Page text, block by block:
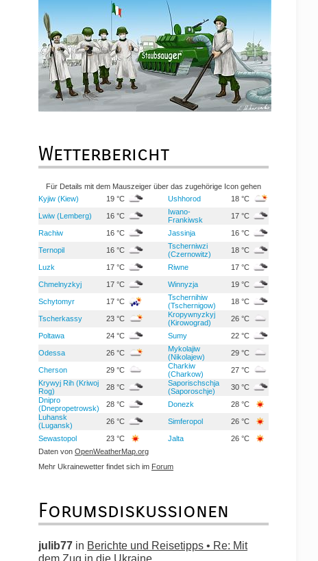
Wetterbericht
Für Details mit dem Mauszeiger über das zugehörige Icon gehen
Kyjiw (Kiew)
19 °C Ushhorod 18 °C
Lwiw (Lemberg) 16 °C
Iwano-
Frankiwsk
17 °C
Rachiw 16 °C Jassinja 16 °C
Ternopil 16 °C
Tscherniwzi
(Czernowitz)
18 °C
Luzk 17 °C Riwne 17 °C
Chmelnyzkyj 17 °C Winnyzja 19 °C
Schytomyr 17 °C
Tschernihiw
(Tschernigow)
18 °C
Tscherkassy 23 °C
Kropywnyzkyj
(Kirowograd)
26 °C
Poltawa 24 °C Sumy 22 °C
Odessa 26 °C
Mykolajiw
(Nikolajew)
29 °C
Cherson 29 °C
Charkiw
(Charkow)
27 °C
Krywyj Rih (Kriwoj
Rog)
28 °C
Saporischschja
(Saporoschje)
30 °C
Dnipro
(Dnepropetrowsk)
28 °C Donezk
28 °C
Luhansk
(Lugansk)
26 °C Simferopol 26 °C
Sewastopol 23 °C Jalta
26 °C
Daten von OpenWeatherMap.org
Mehr Ukrainewetter findet sich im Forum
Forumsdiskussionen
julib77 in Berichte und Reisetipps • Re: Mit
dem Zug in die Ukraine